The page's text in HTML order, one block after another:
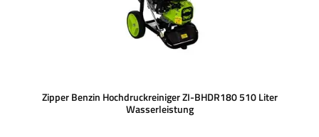
Zipper Benzin Hochdruckreiniger ZI-BHDR180 510 Liter
Wasserleistung